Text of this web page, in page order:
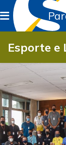
Esporte e